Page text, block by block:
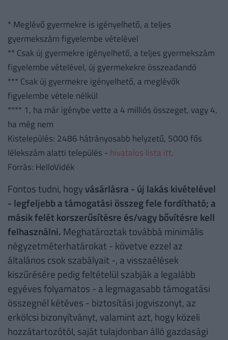
* Meglévő gyermekre is igényelhető, a teljes
gyermekszám figyelembe vételével
** Csak új gyermekre igényelhető, a teljes gyermekszám
figyelembe vételével, új gyermekekre összeadandó
*** Csak új gyermekre igényelhető, a meglévők
figyelembe vétele nélkül
**** 1, ha már igénybe vette a 4 milliós összeget, vagy 4,
ha még nem
Kistelepülés: 2486 hátrányosabb helyzetű, 5000 fős
lélekszám alatti település - hivatalos lista itt.
Forrás: HelloVidék
Fontos tudni, hogyvásárlásra - új lakás kivételével
- legfeljebb a támogatási összeg fele fordítható; a
másik felét korszerűsítésre és/vagy bővítésre kell
felhasználni. Meghatároztak továbbá minimális
négyzetméterhatárokat - követve ezzel az
általános csok szabályait -, a visszaélések
kiszűrésére pedig feltételül szabják a legalább
egyéves folyamatos - a legmagasabb támogatási
összegnél kétéves - biztosítási jogviszonyt, az
erkölcsi bizonyítványt, valamint azt, hogy közeli
hozzátartozótól, saját tulajdonban álló gazdasági